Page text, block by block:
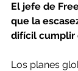
El jefe de
que la
difícil cumplir
Los planes